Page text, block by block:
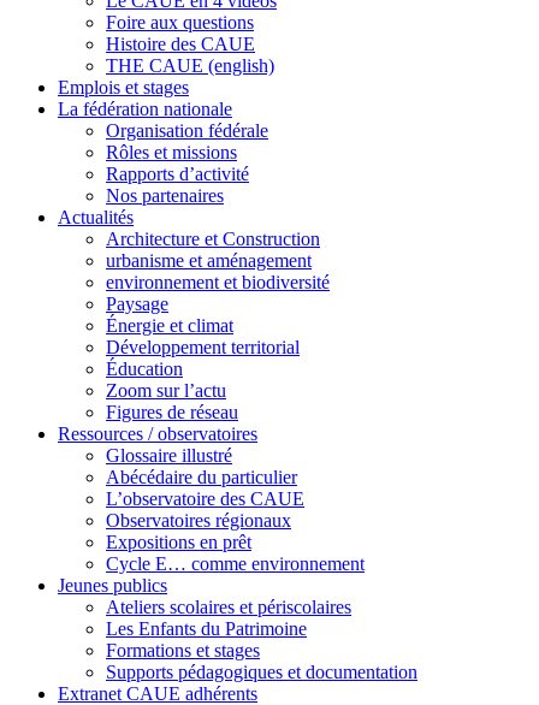
Foire aux questions
Histoire des CAUE
THE CAUE (english)
Emplois et stages
La fédération nationale
Organisation fédérale
Rôles et missions
Rapports d’activité
Nos partenaires
Actualités
Architecture et Construction
urbanisme et aménagement
environnement et biodiversité
Paysage
Énergie et climat
Développement territorial
Éducation
Zoom sur l’actu
Figures de réseau
Ressources / observatoires
Glossaire illustré
Abécédaire du particulier
L’observatoire des CAUE
Observatoires régionaux
Expositions en prêt
Cycle E… comme environnement
Jeunes publics
Ateliers scolaires et périscolaires
Les Enfants du Patrimoine
Formations et stages
Supports pédagogiques et documentation
Extranet CAUE adhérents